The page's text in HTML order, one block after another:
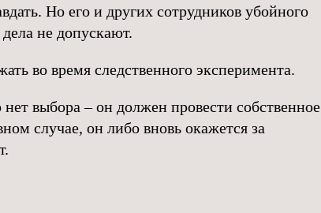
Но его и других сотрудников убойного
не допускают.
во время следственного эксперимента.
нет выбора – он должен провести собственное
случае, он либо вновь окажется за